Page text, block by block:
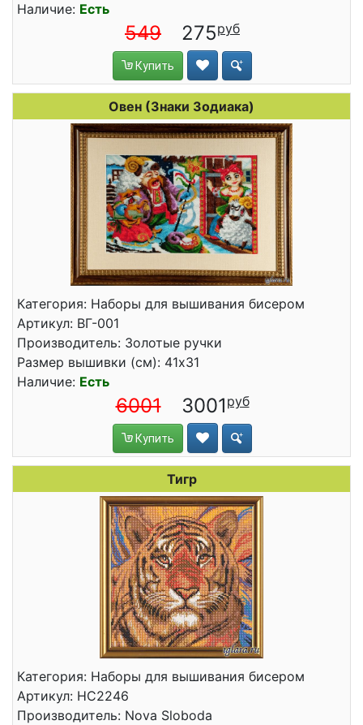
Наличие: Есть
549 275
Купить
Овен (Знаки Зодиака)
Категория: Наборы для вышивания бисером
Артикул: ВГ-001
Производитель: Золотые ручки
Размер вышивки (см): 41x31
Наличие: Есть
6001 3001
Купить
Тигр
Категория: Наборы для вышивания бисером
Артикул: НС2246
Производитель: Nova Sloboda